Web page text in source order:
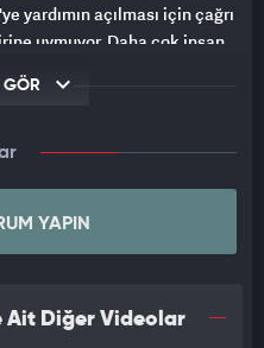
yardımın açılması için çağrı
uymuyor. Daha çok insan
cevap verildi ama
karşıyayız. Haniye'nin
Türkiye taraf oldu. Bütün
İsrail ateşkesi sabote
GÖR
YAPIN
Ait Diğer Videolar